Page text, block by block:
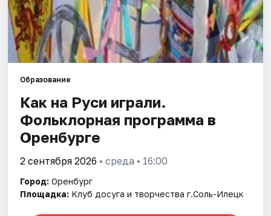
Образование
Как на Руси играли.
Фольклорная программа в
Оренбурге
2 сентября 2026 • среда • 16:00
Город: Оренбург
Площадка: Клуб досуга и творчества г.Соль-Илецк